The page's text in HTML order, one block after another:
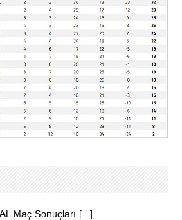
Maç Sonuçları [...]